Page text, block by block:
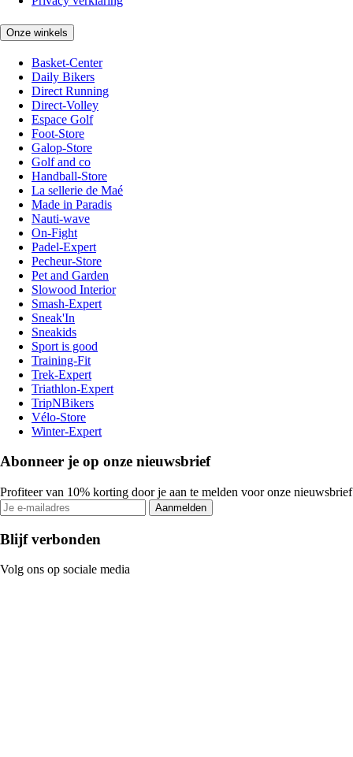
Onze winkels
Basket-Center
Daily Bikers
Direct Running
Direct-Volley
Espace Golf
Foot-Store
Galop-Store
Golf and co
Handball-Store
La sellerie de Maé
Made in Paradis
Nauti-wave
On-Fight
Padel-Expert
Pecheur-Store
Pet and Garden
Slowood Interior
Smash-Expert
Sneak'In
Sneakids
Sport is good
Training-Fit
Trek-Expert
Triathlon-Expert
TripNBikers
Vélo-Store
Winter-Expert
Abonneer je op onze nieuwsbrief
Profiteer van 10% korting door je aan te melden voor onze nieuwsbrief
Aanmelden
Blijf verbonden
Volg ons op sociale media